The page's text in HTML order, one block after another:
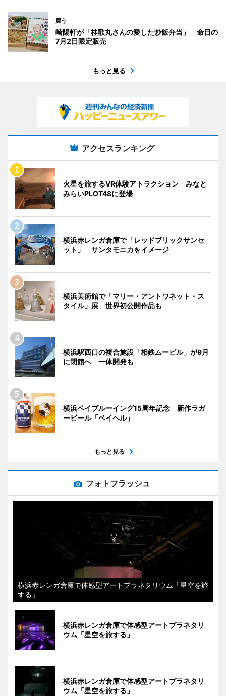
買う
崎陽軒が「桂歌丸さんの愛した炒飯弁当」 命日の
7月2日限定販売
もっと見る
アクセスランキング
火星を旅するVR体験アトラクション みなと
みらいPLOT48に登場
横浜赤レンガ倉庫で「レッドブリックサンセ
ット」 サンタモニカをイメージ
横浜美術館で「マリー・アントワネット・ス
タイル」展 世界初公開作品も
横浜駅西口の複合施設「相鉄ムービル」が9月
に閉館へ 一体開発も
横浜ベイブルーイング15周年記念 新作ラガ
ービール「ベイヘル」
もっと見る
フォトフラッシュ
横浜赤レンガ倉庫で体感型アートプラネタリウム「星空を旅
する」
横浜赤レンガ倉庫で体感型アートプラネタリ
ウム「星空を旅する」
横浜赤レンガ倉庫で体感型アートプラネタリ
ウム「星空を旅する」